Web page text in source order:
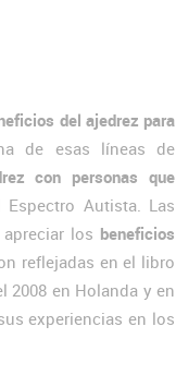
del ajedrez para
de esas líneas de
con personas que
Autista. Las
los beneficios
reflejadas en el libro
2008 en Holanda y en
experiencias en los